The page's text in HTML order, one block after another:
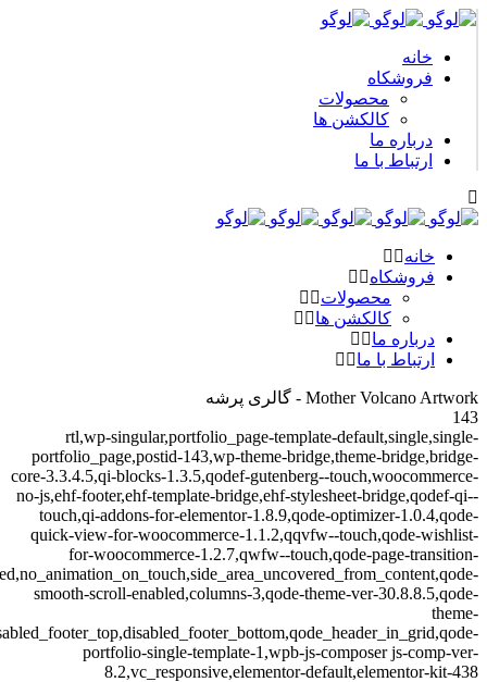
خانه
فروشکاه
محصولات
کالکشن ها
درباره ما
ارتباط با ما
خانه
فروشکاه
محصولات
کالکشن ها
درباره ما
ارتباط با ما
Mother Volcano Artwork - گالری پرشه
143
rtl,wp-singular,portfolio_page-template-default,single,single-
portfolio_page,postid-143,wp-theme-bridge,theme-bridge,bridge-
core-3.3.4.5,qi-blocks-1.3.5,qodef-gutenberg--touch,woocommerce-
no-js,ehf-footer,ehf-template-bridge,ehf-stylesheet-bridge,qodef-qi--
touch,qi-addons-for-elementor-1.8.9,qode-optimizer-1.0.4,qode-
quick-view-for-woocommerce-1.1.2,qqvfw--touch,qode-wishlist-
for-woocommerce-1.2.7,qwfw--touch,qode-page-transition-
smooth-scroll-enabled,columns-3,qode-theme-ver-30.8.8.5,qode-
theme-
portfolio-single-template-1,wpb-js-composer js-comp-ver-
8.2,vc_responsive,elementor-default,elementor-kit-438